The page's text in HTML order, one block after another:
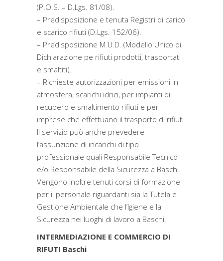
(P.O.S. – D.Lgs. 81/08).
– Predisposizione e tenuta Registri di carico
e scarico rifiuti (D.Lgs. 152/06).
– Predisposizione M.U.D. (Modello Unico di
Dichiarazione pe rifiuti prodotti, trasportati
e smaltiti).
– Richieste autorizzazioni per emissioni in
atmosfera, scarichi idrici, per impianti di
recupero e smaltimento rifiuti e per
imprese che effettuano il trasporto di rifiuti.
Il servizio può anche prevedere
l’assunzione di incarichi di tipo
professionale quali Responsabile Tecnico
e/o Responsabile della Sicurezza a Baschi.
Vengono inoltre tenuti corsi di formazione
per il personale riguardanti sia la Tutela e
Gestione Ambientale che l’Igiene e la
Sicurezza nei luoghi di lavoro a Baschi.
INTERMEDIAZIONE E COMMERCIO DI
RIFUTI Baschi